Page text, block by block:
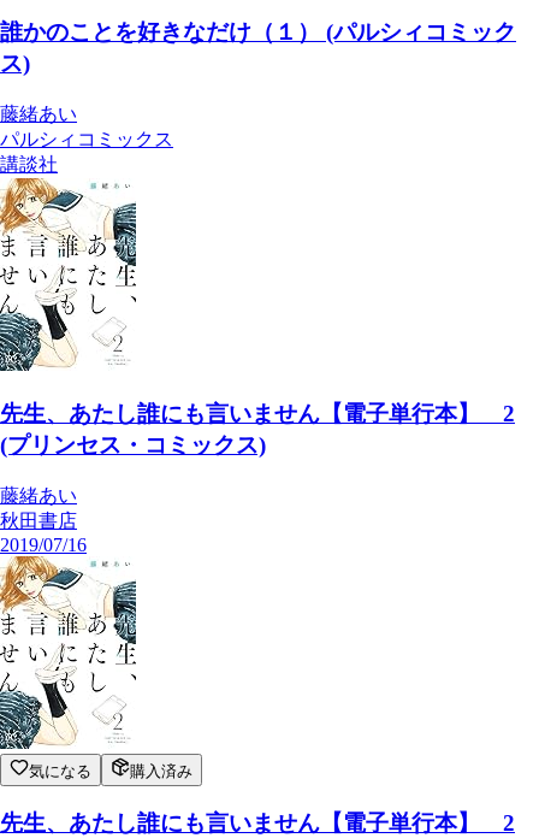
誰かのことを好きなだけ（１） (パルシィコミック
ス)
藤緒あい
パルシィコミックス
講談社
先生、あたし誰にも言いません【電子単行本】 2
(プリンセス・コミックス)
藤緒あい
秋田書店
2019/07/16
気になる 購入済み
先生、あたし誰にも言いません【電子単行本】 2